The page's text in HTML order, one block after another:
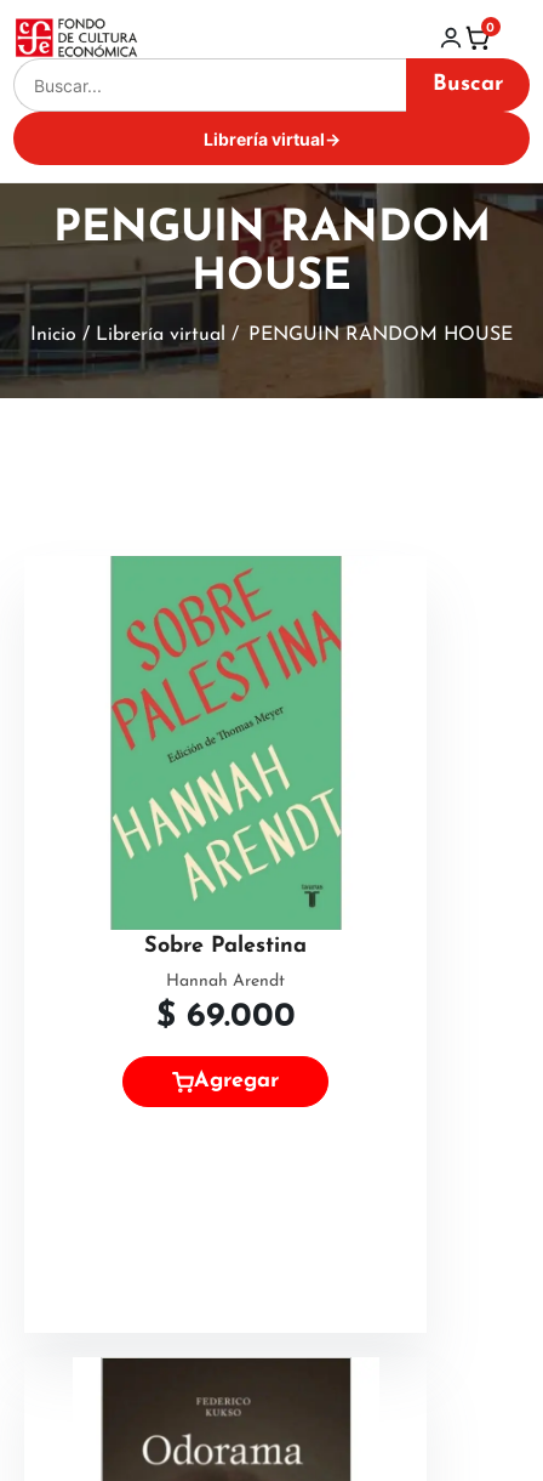
Buscar
Librería virtual→
0
PENGUIN RANDOM
HOUSE
Inicio / Librería virtual / PENGUIN RANDOM HOUSE
Sobre Palestina
Hannah Arendt
$ 69.000
Agregar